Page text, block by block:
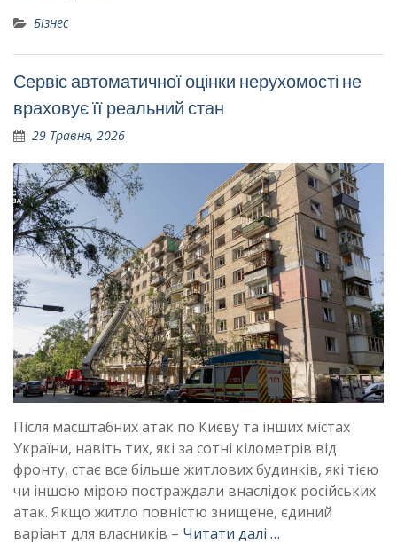
Бізнес
Сервіс автоматичної оцінки нерухомості не
враховує її реальний стан
29 Травня, 2026
Після масштабних атак по Києву та інших містах
України, навіть тих, які за сотні кілометрів від
фронту, стає все більше житлових будинків, які тією
чи іншою мірою постраждали внаслідок російських
атак. Якщо житло повністю знищене, єдиний
варіант для власників – Читати далі …